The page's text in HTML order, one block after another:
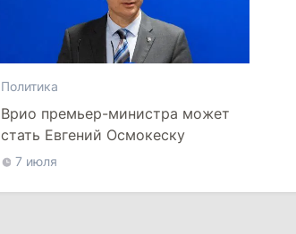
Политика
Врио премьер-министра может
стать Евгений Осмокеску
7 июля